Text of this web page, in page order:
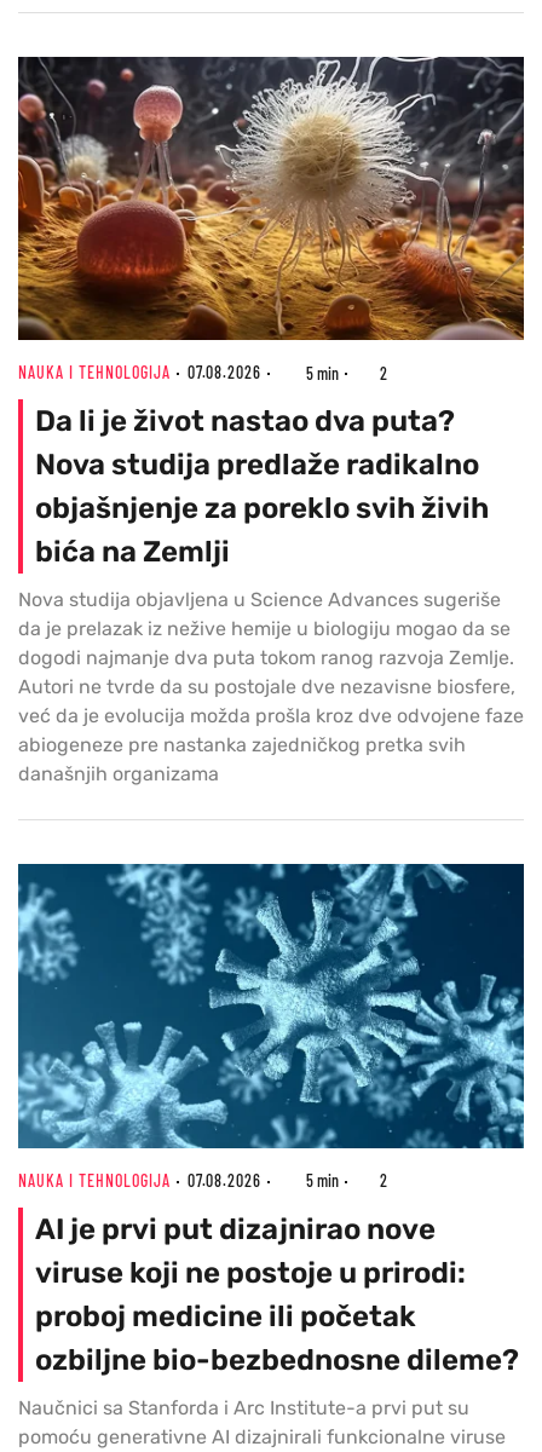
NAUKA I TEHNOLOGIJA 07.08.2026 5 min 2
Da li je život nastao dva puta?
Nova studija predlaže radikalno
objašnjenje za poreklo svih živih
bića na Zemlji
Nova studija objavljena u Science Advances sugeriše
da je prelazak iz nežive hemije u biologiju mogao da se
dogodi najmanje dva puta tokom ranog razvoja Zemlje.
Autori ne tvrde da su postojale dve nezavisne biosfere,
već da je evolucija možda prošla kroz dve odvojene faze
abiogeneze pre nastanka zajedničkog pretka svih
današnjih organizama
NAUKA I TEHNOLOGIJA 07.08.2026 5 min 2
AI je prvi put dizajnirao nove
viruse koji ne postoje u prirodi:
proboj medicine ili početak
ozbiljne bio-bezbednosne dileme?
Naučnici sa Stanforda i Arc Institute-a prvi put su
pomoću generativne AI dizajnirali funkcionalne viruse